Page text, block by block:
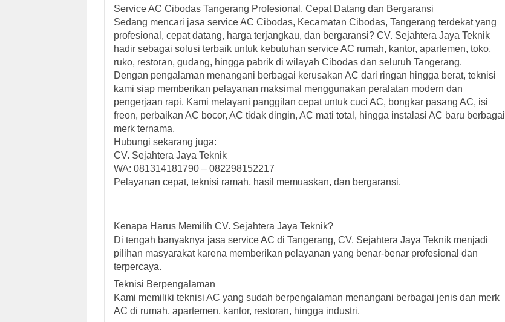
Service AC Cibodas Tangerang Profesional, Cepat Datang dan Bergaransi
Sedang mencari jasa service AC Cibodas, Kecamatan Cibodas, Tangerang terdekat yang
profesional, cepat datang, harga terjangkau, dan bergaransi? CV. Sejahtera Jaya Teknik
hadir sebagai solusi terbaik untuk kebutuhan service AC rumah, kantor, apartemen, toko,
ruko, restoran, gudang, hingga pabrik di wilayah Cibodas dan seluruh Tangerang.
Dengan pengalaman menangani berbagai kerusakan AC dari ringan hingga berat, teknisi
kami siap memberikan pelayanan maksimal menggunakan peralatan modern dan
pengerjaan rapi. Kami melayani panggilan cepat untuk cuci AC, bongkar pasang AC, isi
freon, perbaikan AC bocor, AC tidak dingin, AC mati total, hingga instalasi AC baru berbagai
merk ternama.
Hubungi sekarang juga:
CV. Sejahtera Jaya Teknik
WA: 081314181790 – 082298152217
Pelayanan cepat, teknisi ramah, hasil memuaskan, dan bergaransi.
Kenapa Harus Memilih CV. Sejahtera Jaya Teknik?
Di tengah banyaknya jasa service AC di Tangerang, CV. Sejahtera Jaya Teknik menjadi
pilihan masyarakat karena memberikan pelayanan yang benar-benar profesional dan
terpercaya.
Teknisi Berpengalaman
Kami memiliki teknisi AC yang sudah berpengalaman menangani berbagai jenis dan merk
AC di rumah, apartemen, kantor, restoran, hingga industri.